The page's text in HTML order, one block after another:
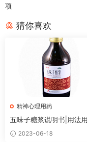
项
猜你喜欢
精神心理用药
五味子糖浆说明书|用法
注意事项
2023-06-18